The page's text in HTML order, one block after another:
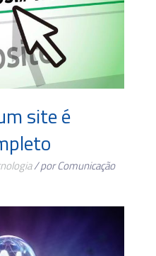
site é
/ por Comunicação